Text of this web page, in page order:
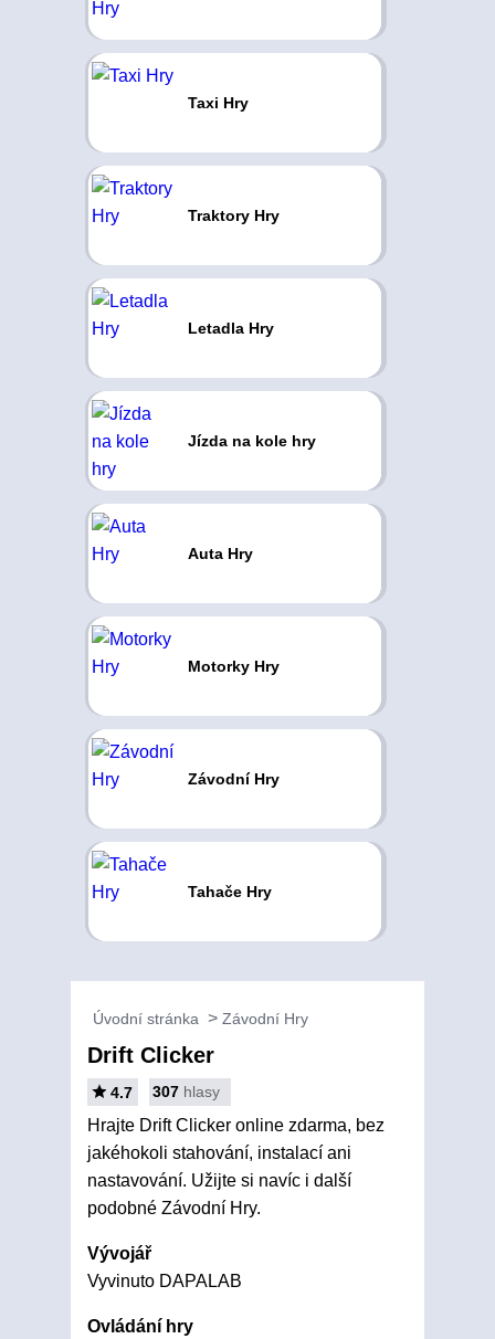
Taxi Hry
Traktory Hry
Letadla Hry
Jízda na kole hry
Auta Hry
Motorky Hry
Závodní Hry
Tahače Hry
Úvodní stránka Závodní Hry
Drift Clicker
4.7 307 hlasy
Hrajte Drift Clicker online zdarma, bez
jakéhokoli stahování, instalací ani
nastavování. Užijte si navíc i další
podobné Závodní Hry.
Vývojář
Vyvinuto DAPALAB
Ovládání hry